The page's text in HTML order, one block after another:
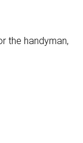
the handyman,